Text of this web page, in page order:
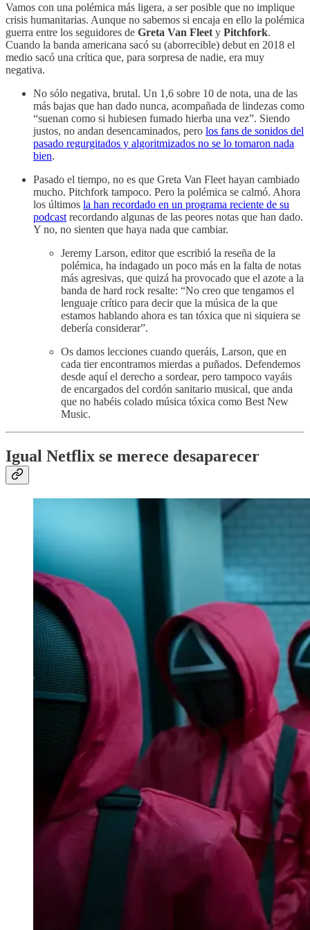
Vamos con una polémica más ligera, a ser posible que no implique
crisis humanitarias. Aunque no sabemos si encaja en ello la polémica
guerra entre los seguidores de Greta Van Fleet y Pitchfork.
Cuando la banda americana sacó su (aborrecible) debut en 2018 el
medio sacó una crítica que, para sorpresa de nadie, era muy
negativa.
No sólo negativa, brutal. Un 1,6 sobre 10 de nota, una de las
más bajas que han dado nunca, acompañada de lindezas como
“suenan como si hubiesen fumado hierba una vez”. Siendo
justos, no andan desencaminados, pero los fans de sonidos del
pasado regurgitados y algoritmizados no se lo tomaron nada
bien.
Pasado el tiempo, no es que Greta Van Fleet hayan cambiado
mucho. Pitchfork tampoco. Pero la polémica se calmó. Ahora
los últimos la han recordado en un programa reciente de su
podcast recordando algunas de las peores notas que han dado.
Y no, no sienten que haya nada que cambiar.
Jeremy Larson, editor que escribió la reseña de la
polémica, ha indagado un poco más en la falta de notas
más agresivas, que quizá ha provocado que el azote a la
banda de hard rock resalte: “No creo que tengamos el
lenguaje crítico para decir que la música de la que
estamos hablando ahora es tan tóxica que ni siquiera se
debería considerar”.
Os damos lecciones cuando queráis, Larson, que en
cada tier encontramos mierdas a puñados. Defendemos
desde aquí el derecho a sordear, pero tampoco vayáis
de encargados del cordón sanitario musical, que anda
que no habéis colado música tóxica como Best New
Music.
Igual Netflix se merece desaparecer